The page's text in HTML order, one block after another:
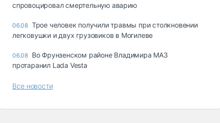
спровоцировал смертельную аварию
06.08 Трое человек получили травмы при столкновении
легковушки и двух грузовиков в Могилеве
06.08 Во Фрунзенском районе Владимира МАЗ
протаранил Lada Vesta
Все новости